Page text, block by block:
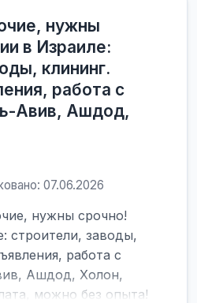
нужны
в Израиле:
клининг.
работа с
Авив, Ашдод,
07.06.2026
нужны срочно!
строители, заводы,
работа с
Ашдод, Холон,
можно без опыта!